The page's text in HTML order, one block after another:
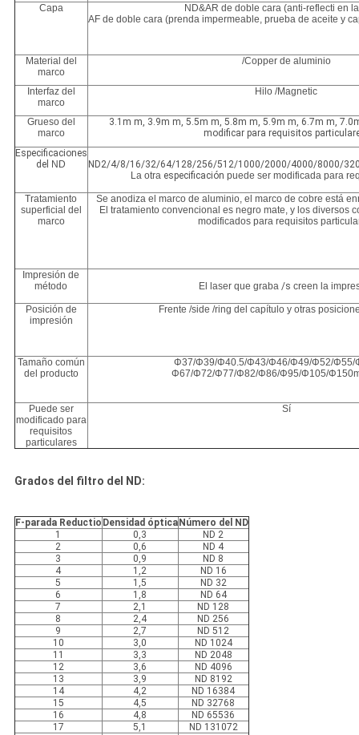
Capa
ND&AR de doble cara (anti-reflecti en
AF de doble cara (prenda impermeable, prueba de aceite y
Material del
marco
/Copper de aluminio
Interfaz del
marco
Hilo /Magnetic
Grueso del
marco
3.1m m, 3.9m m, 5.5m m, 5.8m m, 5.9m m, 6.7m m,
modificar para requisitos
Especificaciones
del ND
ND2/4/8/16/32/64/128/256/512/1000/2000/4000/8000/
La otraespecificación puede ser modificada para
Tratamiento
superficial del
marco
Se anodiza el marco de aluminio, el marco de cobre está
El tratamiento convencional es negro mate, y los diversos
modificados para requisitos
Impresión de
método
El laser que graba/s creen la
Posición de
impresión
Frente /side /ring del capítulo y otras
Tamaño común
del producto
Φ37/Φ39/Φ40.5/Φ43/Φ46/Φ49/Φ52/Φ55/
Φ67/Φ72/Φ77/Φ82/Φ86/Φ95/Φ105/
Puede ser
modificado para
requisitos
particulares
Sí
Grados del filtro del ND:
F-parada Reductio Densidad óptica Número del ND
1
0,3
ND 2
2
0,6
ND 4
3
0,9
ND 8
4
1,2
ND 16
5
1,5
ND 32
6
1,8
ND 64
7
2,1
ND 128
8
2,4
ND 256
9
2,7
ND 512
10
3,0
ND 1024
11
3,3
ND 2048
12
3,6
ND 4096
13
3,9
ND 8192
14
4,2
ND 16384
15
4,5
ND 32768
16
4,8
ND 65536
17
5,1
ND 131072